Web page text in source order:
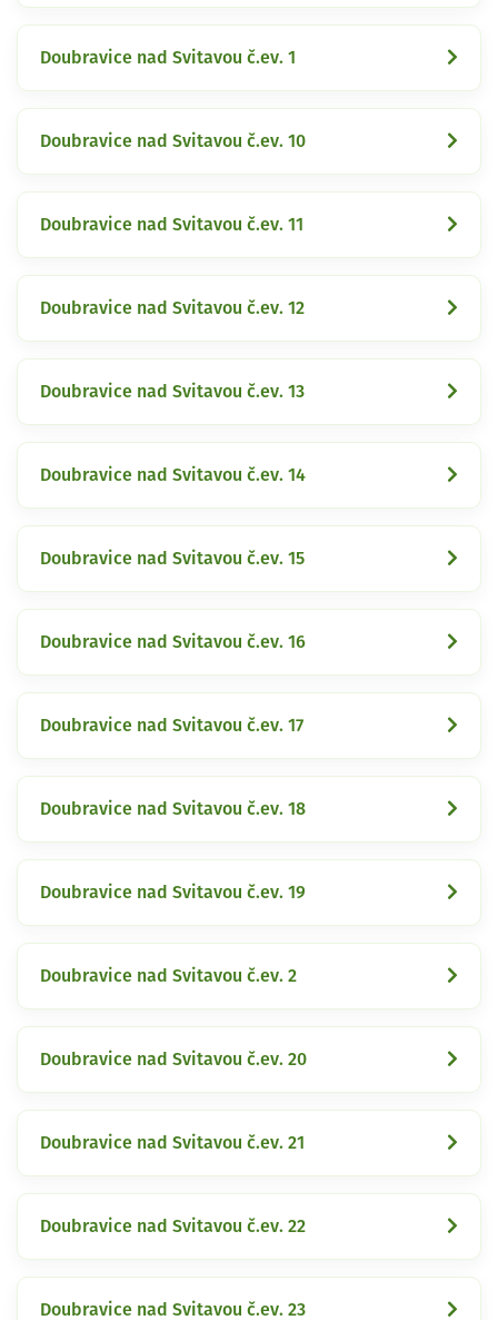
Doubravice nad Svitavou č.ev. 1
Doubravice nad Svitavou č.ev. 10
Doubravice nad Svitavou č.ev. 11
Doubravice nad Svitavou č.ev. 12
Doubravice nad Svitavou č.ev. 13
Doubravice nad Svitavou č.ev. 14
Doubravice nad Svitavou č.ev. 15
Doubravice nad Svitavou č.ev. 16
Doubravice nad Svitavou č.ev. 17
Doubravice nad Svitavou č.ev. 18
Doubravice nad Svitavou č.ev. 19
Doubravice nad Svitavou č.ev. 2
Doubravice nad Svitavou č.ev. 20
Doubravice nad Svitavou č.ev. 21
Doubravice nad Svitavou č.ev. 22
Doubravice nad Svitavou č.ev. 23